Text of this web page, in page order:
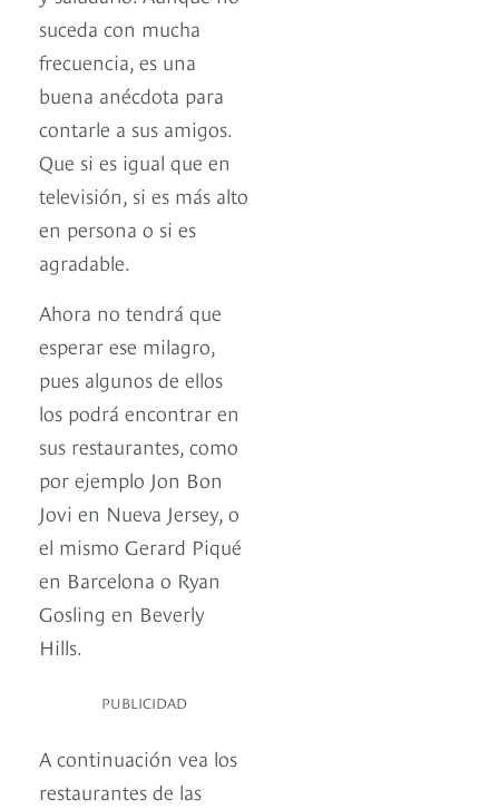
suceda con mucha
frecuencia, es una
buena anécdota para
contarle a sus amigos.
Que si es igual que en
televisión, si es más alto
en persona o si es
agradable.
Ahora no tendrá que
esperar ese milagro,
pues algunos de ellos
los podrá encontrar en
sus restaurantes, como
por ejemplo Jon Bon
Jovi en Nueva Jersey, o
el mismo Gerard Piqué
en Barcelona o Ryan
Gosling en Beverly
Hills.
PUBLICIDAD
A continuación vea los
restaurantes de las